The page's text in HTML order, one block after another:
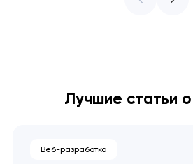
Лучшие статьи о
Веб-разработка